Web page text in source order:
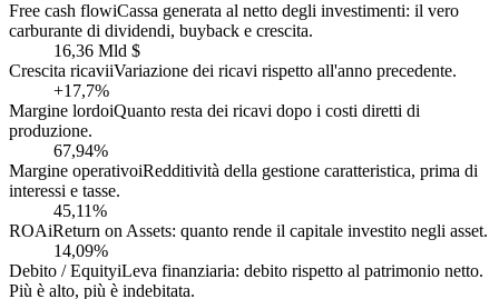
Free cash flowiCassa generata al netto degli investimenti: il vero
carburante di dividendi, buyback e crescita.
16,36 Mld $
Crescita ricaviiVariazione dei ricavi rispetto all'anno precedente.
+17,7%
Margine lordoiQuanto resta dei ricavi dopo i costi diretti di
produzione.
67,94%
Margine operativoiRedditività della gestione caratteristica, prima di
interessi e tasse.
45,11%
ROAiReturn on Assets: quanto rende il capitale investito negli asset.
14,09%
Debito / EquityiLeva finanziaria: debito rispetto al patrimonio netto.
Più è alto, più è indebitata.